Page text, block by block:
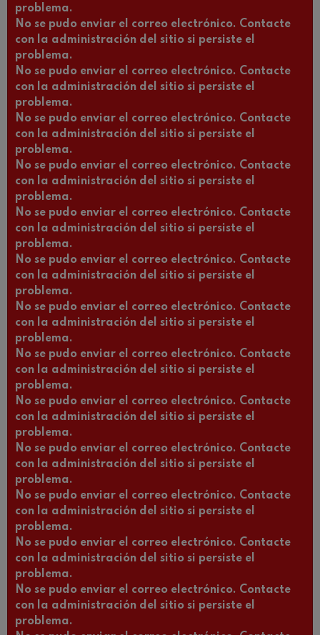
problema.
No se pudo enviar el correo electrónico. Contacte
con la administración del sitio si persiste el
problema.
No se pudo enviar el correo electrónico. Contacte
con la administración del sitio si persiste el
problema.
No se pudo enviar el correo electrónico. Contacte
con la administración del sitio si persiste el
problema.
No se pudo enviar el correo electrónico. Contacte
con la administración del sitio si persiste el
problema.
No se pudo enviar el correo electrónico. Contacte
con la administración del sitio si persiste el
problema.
No se pudo enviar el correo electrónico. Contacte
con la administración del sitio si persiste el
problema.
No se pudo enviar el correo electrónico. Contacte
con la administración del sitio si persiste el
problema.
No se pudo enviar el correo electrónico. Contacte
con la administración del sitio si persiste el
problema.
No se pudo enviar el correo electrónico. Contacte
con la administración del sitio si persiste el
problema.
No se pudo enviar el correo electrónico. Contacte
con la administración del sitio si persiste el
problema.
No se pudo enviar el correo electrónico. Contacte
con la administración del sitio si persiste el
problema.
No se pudo enviar el correo electrónico. Contacte
con la administración del sitio si persiste el
problema.
No se pudo enviar el correo electrónico. Contacte
con la administración del sitio si persiste el
problema.